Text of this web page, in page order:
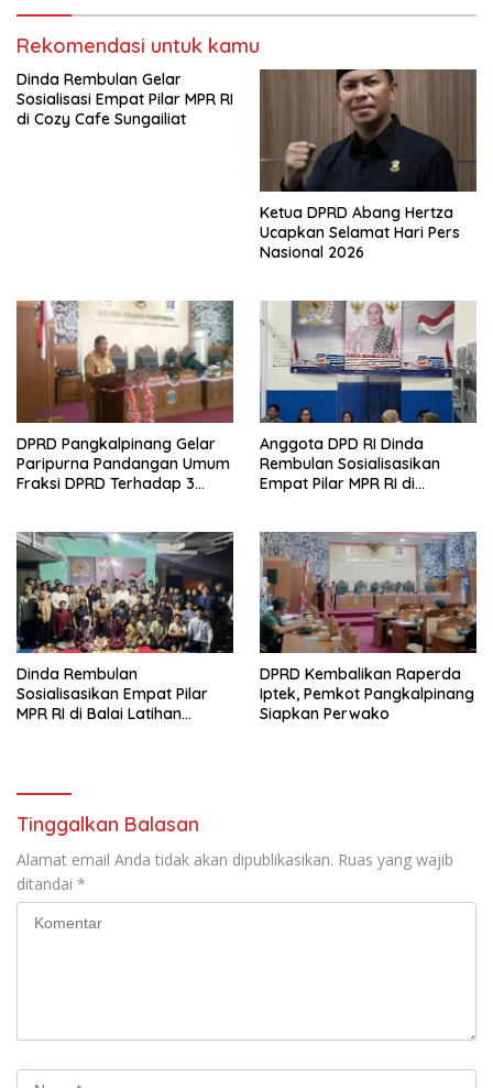
Rekomendasi untuk kamu
Dinda Rembulan Gelar
Sosialisasi Empat Pilar MPR RI
di Cozy Cafe Sungailiat
Ketua DPRD Abang Hertza
Ucapkan Selamat Hari Pers
Nasional 2026
DPRD Pangkalpinang Gelar
Paripurna Pandangan Umum
Fraksi DPRD Terhadap 3
Anggota DPD RI Dinda
Rembulan Sosialisasikan
Empat Pilar MPR RI di
Dinda Rembulan
Sosialisasikan Empat Pilar
MPR RI di Balai Latihan
DPRD Kembalikan Raperda
Iptek, Pemkot Pangkalpinang
Siapkan Perwako
Tinggalkan Balasan
Alamat email Anda tidak akan dipublikasikan. Ruas yang wajib
ditandai *